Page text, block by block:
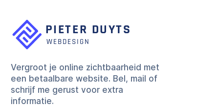
Vergroot je online zichtbaarheid met
een betaalbare website. Bel, mail of
schrijf me gerust voor extra
informatie.